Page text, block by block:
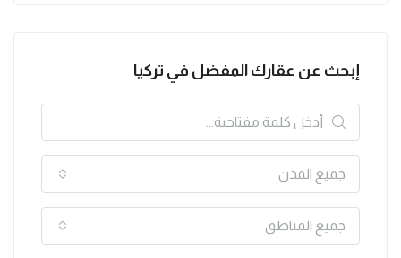
إبحث عن عقارك المفضل في تركيا
جميع المدن
جميع المناطق